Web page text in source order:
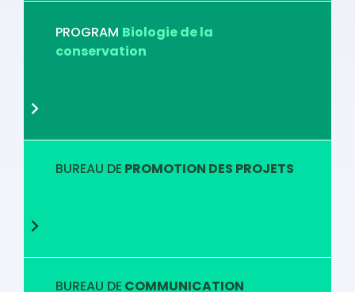
PROGRAM Biologie de la
conservation
BUREAU DE PROMOTION DES PROJETS
BUREAU DE COMMUNICATION